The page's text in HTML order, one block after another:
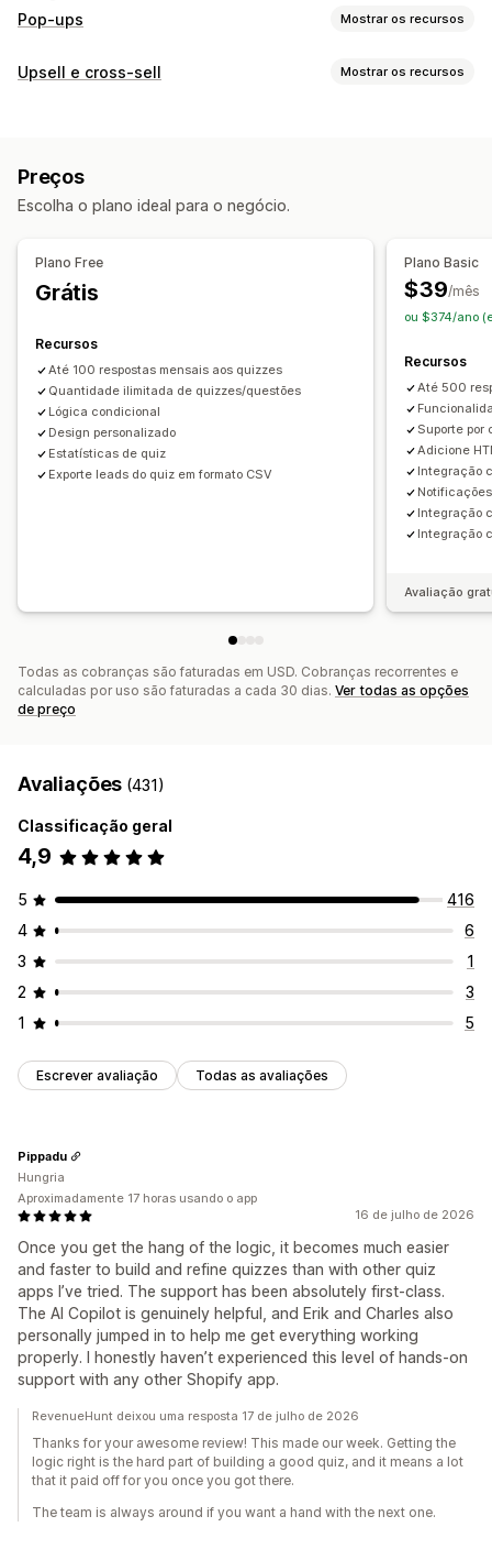
Pop-ups Mostrar os recursos
Tipos de pop-ups
Gerenciamento de pop-ups
Ferramenta de edição
Código personalizado
Lista de captura de e-mails
Acionadores e regras
Marcação com tag
Upsell e cross-sell Mostrar os recursos
HTML personalizado
Em vários idiomas Regras personalizadas
Recomendações de produtos
Recomendações de IA
Análises
Taxas de cliques Taxas de conversão
Desempenho da recomendação
Sugestões de otimização
Desempenho do funil
Preços
Escolha o plano ideal para o negócio.
Plano Free
Grátis
Recursos
Até 100 respostas mensais aos quizzes
Quantidade ilimitada de quizzes/questões
Lógica condicional
Design personalizado
Estatísticas de quiz
Exporte leads do quiz em formato CSV
Plano Basic
$39/mês
ou $374/ano
Recursos
Até 500
Suporte por
Adicione
Integração
Integração
Integração
Avaliação
Todas as cobranças são faturadas em USD. Cobranças recorrentes e
calculadas por uso são faturadas a cada 30 dias. Ver todas as opções
de preço
Avaliações (431)
Classificação geral
4,9
5
416
4
6
3
1
2
3
1
5
Escrever avaliação Todas as avaliações
16 de julho de 2026
Once you get the hang of the logic, it becomes much easier
and faster to build and refine quizzes than with other quiz
apps I’ve tried. The support has been absolutely first-class.
The AI Copilot is genuinely helpful, and Erik and Charles also
personally jumped in to help me get everything working
properly. I honestly haven’t experienced this level of hands-on
support with any other Shopify app.
Pippadu
Hungria
Aproximadamente 17 horas usando o app
RevenueHunt deixou uma resposta 17 de julho de 2026
Thanks for your awesome review! This made our week. Getting the
logic right is the hard part of building a good quiz, and it means a lot
that it paid off for you once you got there.
The team is always around if you want a hand with the next one.